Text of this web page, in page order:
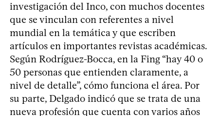
investigación del Inco, con muchos docentes
que se vinculan con referentes a nivel
mundial en la temática y que escriben
artículos en importantes revistas académicas.
Según Rodríguez-Bocca, en la Fing “hay 40 o
50 personas que entienden claramente, a
nivel de detalle”, cómo funciona el área. Por
su parte, Delgado indicó que se trata de una
nueva profesión que cuenta con varios años